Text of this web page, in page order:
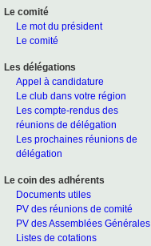
Le comité
Le mot du président
Le comité
Les délégations
Appel à candidature
Le club dans votre région
Les compte-rendus des
réunions de délégation
Les prochaines réunions de
délégation
Le coin des adhérents
Documents utiles
PV des réunions de comité
PV des Assemblées Générales
Listes de cotations